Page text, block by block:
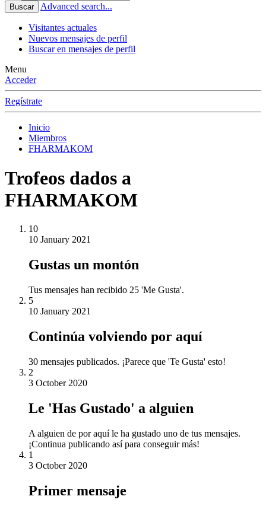
Buscar Advanced search...
Visitantes actuales
Nuevos mensajes de perfil
Buscar en mensajes de perfil
Menu
Acceder
Regístrate
Inicio
Miembros
FHARMAKOM
Trofeos dados a
FHARMAKOM
10
10 January 2021
Gustas un montón
Tus mensajes han recibido 25 'Me Gusta'.
5
10 January 2021
Continúa volviendo por aquí
30 mensajes publicados. ¡Parece que 'Te Gusta' esto!
2
3 October 2020
Le 'Has Gustado' a alguien
A alguien de por aquí le ha gustado uno de tus mensajes.
¡Continua publicando así para conseguir más!
1
3 October 2020
Primer mensaje